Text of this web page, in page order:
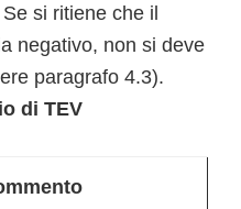
si ritiene che il
negativo, non si deve
paragrafo 4.3).
di TEV